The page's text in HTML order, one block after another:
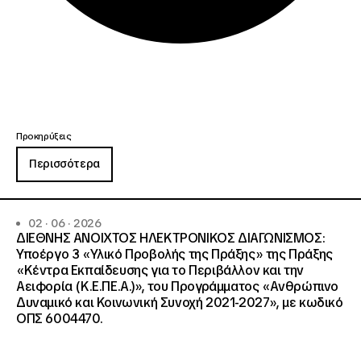
Προκηρύξεις
Περισσότερα
02 · 06 · 2026
ΔΙΕΘΝΗΣ ΑΝΟΙΧΤΟΣ ΗΛΕΚΤΡΟΝΙΚΟΣ ΔΙΑΓΩΝΙΣΜΟΣ:
Υποέργο 3 «Υλικό Προβολής της Πράξης» της Πράξης
«Κέντρα Εκπαίδευσης για το Περιβάλλον και την
Αειφορία (Κ.Ε.ΠΕ.Α.)», του Προγράμματος «Ανθρώπινο
Δυναμικό και Κοινωνική Συνοχή 2021-2027», με κωδικό
ΟΠΣ 6004470.